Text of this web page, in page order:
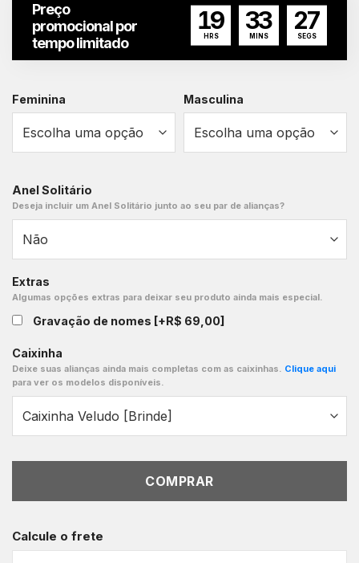
Preço
promocional por
tempo limitado
19
HRS
33
MINS
26
SEGS
Feminina Masculina
Anel Solitário
Deseja incluir um Anel Solitário junto ao seu par de alianças?
Extras
Algumas opções extras para deixar seu produto ainda mais especial.
Gravação de nomes [+R$ 69,00]
Caixinha
Deixe suas alianças ainda mais completas com as caixinhas. Clique aqui
para ver os modelos disponíveis.
COMPRAR
Calcule o frete